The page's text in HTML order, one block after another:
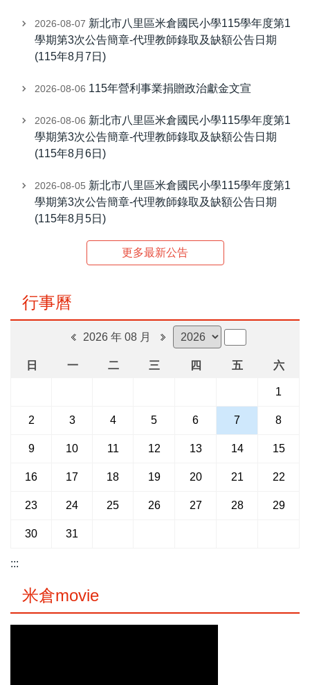
2026-08-07 新北市八里區米倉國民小學115學年度第1
學期第3次公告簡章-代理教師錄取及缺額公告日期
(115年8月7日)
2026-08-06 115年營利事業捐贈政治獻金文宣
2026-08-06 新北市八里區米倉國民小學115學年度第1
學期第3次公告簡章-代理教師錄取及缺額公告日期
(115年8月6日)
2026-08-05 新北市八里區米倉國民小學115學年度第1
學期第3次公告簡章-代理教師錄取及缺額公告日期
(115年8月5日)
更多最新公告
行事曆
2026 年 08 月
日 一 二 三 四 五 六
1
2 3 4 5 6 7 8
9 10 11 12 13 14 15
16 17 18 19 20 21 22
23 24 25 26 27 28 29
30 31
:::
米倉movie